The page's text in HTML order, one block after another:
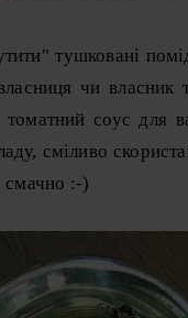
тушковані
чи власник
соус для
сміливо
смачно :-)